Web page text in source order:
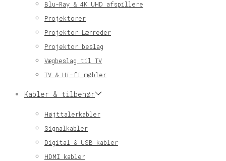
Blu-Ray & 4K UHD afspillere
Projektorer
Projektor Lærreder
Projektor beslag
Vægbeslag til TV
TV & Hi-fi møbler
Kabler & tilbehør
Højttalerkabler
Signalkabler
Digital & USB kabler
HDMI kabler